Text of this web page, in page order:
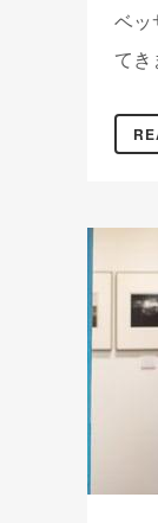
ベッ
てき